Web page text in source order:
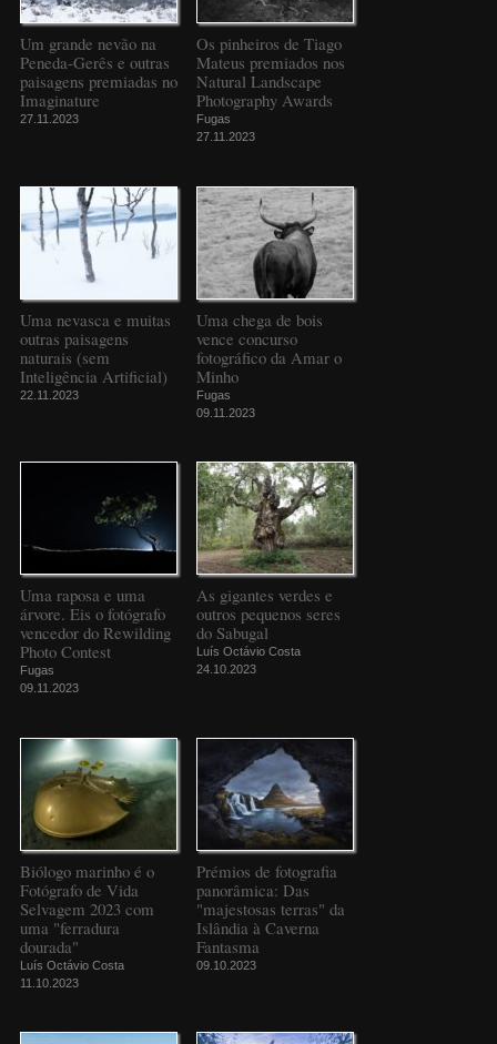
Um grande nevão na
Peneda-Gerês e outras
paisagens premiadas no
Imaginature
27.11.2023
Os pinheiros de Tiago
Mateus premiados nos
Natural Landscape
Photography Awards
Fugas
27.11.2023
Uma nevasca e muitas
outras paisagens
naturais (sem
Inteligência Artificial)
22.11.2023
Uma chega de bois
vence concurso
fotográfico da Amar o
Minho
Fugas
09.11.2023
Uma raposa e uma
árvore. Eis o fotógrafo
vencedor do Rewilding
Photo Contest
Fugas
09.11.2023
As gigantes verdes e
outros pequenos seres
do Sabugal
Luís Octávio Costa
24.10.2023
Biólogo marinho é o
Fotógrafo de Vida
Selvagem 2023 com
uma "ferradura
dourada"
Luís Octávio Costa
11.10.2023
Prémios de fotografia
panorâmica: Das
"majestosas terras" da
Islândia à Caverna
Fantasma
09.10.2023